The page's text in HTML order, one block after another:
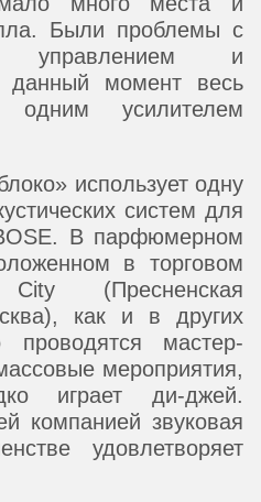
Были проблемы с
управлением и
данный момент весь
одним усилителем
использует одну
систем для
В парфюмерном
в торговом
(Пресненская
как и в других
проводятся мастер-
мероприятия,
играет ди-джей.
компанией звуковая
удовлетворяет